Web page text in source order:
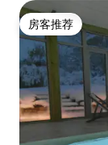
房客推荐
房客推荐